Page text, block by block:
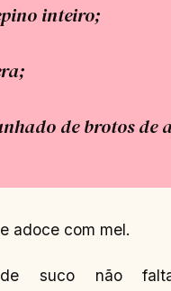
inteiro;
de brotos de
adoce com mel.
de suco não